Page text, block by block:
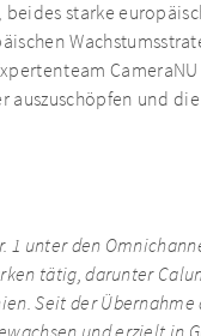
starke
und
1 unter den
tätig, darunter
Seit der Übernahme